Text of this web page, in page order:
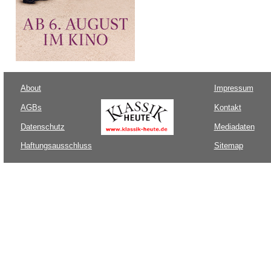
About
AGBs
Datenschutz
Haftungsausschluss
Impressum
Kontakt
Mediadaten
Sitemap